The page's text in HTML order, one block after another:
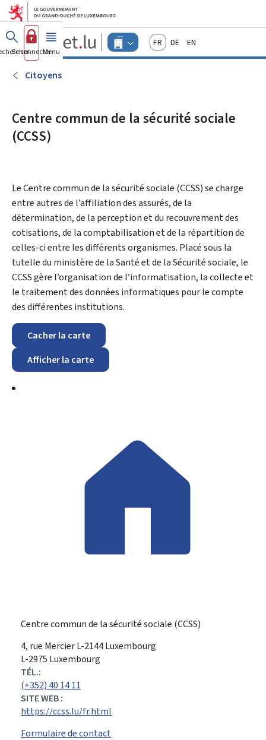
Aller au menu principal
Aller au contenu
Guichet.lu
Changer
d'espace
FrançaisDeutschEnglish
Se connecterMenu principal
Citoyens
Centre commun de la sécurité sociale
(CCSS)
LeCentre commun de la sécurité sociale (CCSS) se charge
entre autres de l’affiliation des assurés, de la
détermination, de la perception et du recouvrement des
cotisations, de la comptabilisation et de la répartition de
celles-ci entre les différents organismes. Placé sous la
tutelle du ministère de la Santé et de la Sécurité sociale, le
CCSS gère l’organisation de l’informatisation, la collecte et
le traitement des données informatiques pour le compte
des différentes institutions.
Cacher la carte
Afficher la carte
Centre commun de la sécurité sociale (CCSS)
ADRESSE
:
4, rue MercierL-2144Luxembourg
L-2975 Luxembourg
TÉL.:
(+352) 40 14 11
SITE WEB :
https://ccss.lu/fr.html
Formulaire de contact